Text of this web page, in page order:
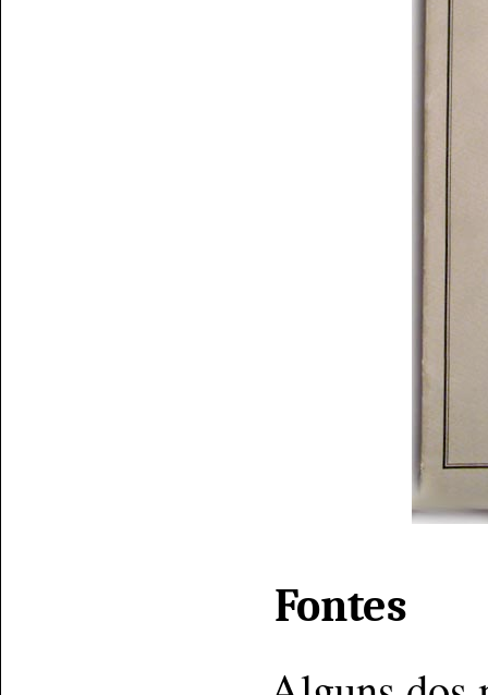
Fontes